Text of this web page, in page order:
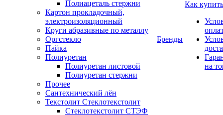
Полиацеталь стержни
Картон прокладочный,
электроизоляционный
Круги абразивные по металлу
Оргстекло
Пайка
Полиуретан
Полиуретан листовой
Полиуретан стержни
Прочее
Сантехнический лён
Текстолит Стеклотекстолит
Стеклотекстолит СТЭФ
Бренды
Как купить
на